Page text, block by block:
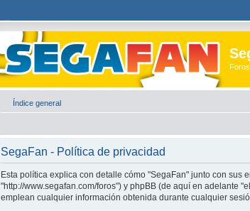
Índice general
SegaFan - Política de privacidad
Esta política explica con detalle cómo "SegaFan" junto con sus
"http://www.segafan.com/foros") y phpBB (de aquí en adelante
emplean cualquier información obtenida durante cualquier